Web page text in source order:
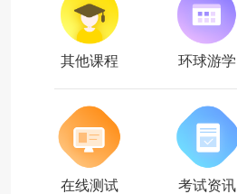
其他课程 环球游学
在线测试 考试资讯